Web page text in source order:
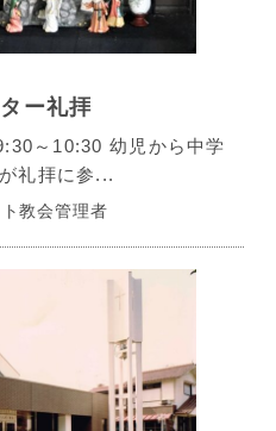
ー礼拝
～10:30 幼児から中学
礼拝に参...
教会管理者